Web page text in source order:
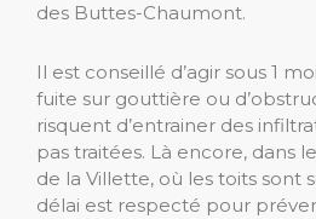
des Buttes-Chaumont.
Il est conseillé d’agir sous 1
fuite sur gouttière ou
risquent d’entrainer des
pas traitées. Là encore, dans
de la Villette, où les toits sont
délai est respecté pour